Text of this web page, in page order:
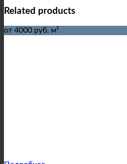
Related products
от 4000 руб. м²